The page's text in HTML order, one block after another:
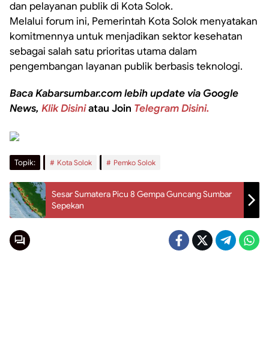
dan pelayanan publik di Kota Solok.
Melalui forum ini, Pemerintah Kota Solok menyatakan
komitmennya untuk menjadikan sektor kesehatan
sebagai salah satu prioritas utama dalam
pengembangan layanan publik berbasis teknologi.
Baca Kabarsumbar.com lebih update via Google
News, Klik Disiniatau Join Telegram Disini.
Topik: Kota Solok Pemko Solok
Sesar Sumatera Picu 8 Gempa Guncang Sumbar
Sepekan